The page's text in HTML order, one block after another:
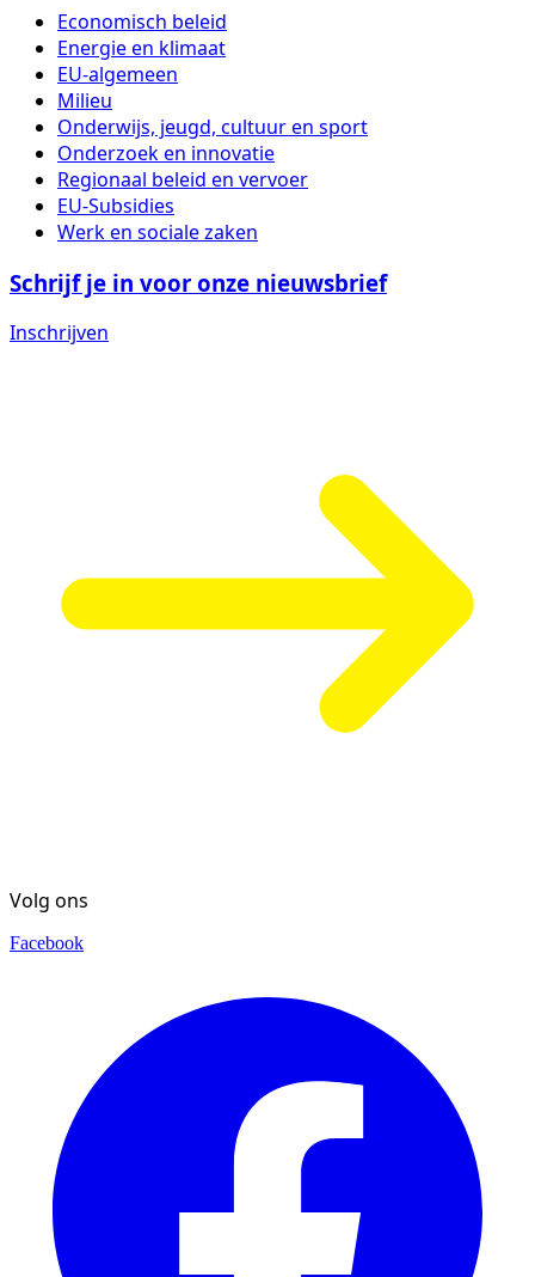
Economisch beleid
Energie en klimaat
EU-algemeen
Milieu
Onderwijs, jeugd, cultuur en sport
Onderzoek en innovatie
Regionaal beleid en vervoer
EU-Subsidies
Werk en sociale zaken
Schrijf je in voor onze nieuwsbrief
Inschrijven
Volg ons
Facebook